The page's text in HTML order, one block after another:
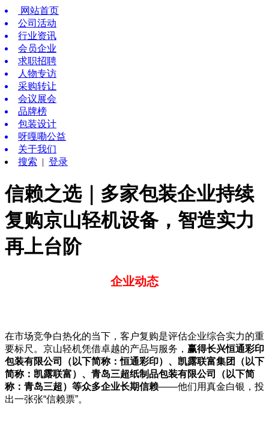
网站首页
公司活动
行业资讯
会员企业
求职招聘
人物专访
采购转让
会议展会
品牌榜
包装设计
呀嘎嘞公益
关于我们
搜索 | 登录
信赖之选｜多家包装企业持续
复购京山轻机设备，智造实力
再上台阶
企业动态
在市场竞争白热化的当下，客户复购是评估企业综合实力的重
要标尺。京山轻机凭借卓越的产品与服务， 赢得长兴恒通彩印
包装有限公司（以下简称：恒通彩印）、凯露联富集团（以下
简称：凯露联富）、青岛三超纸制品包装有限公司（以下简
称：青岛三超）等众多企业长期信赖——他们用真金白银，投
出一张张“信赖票”。